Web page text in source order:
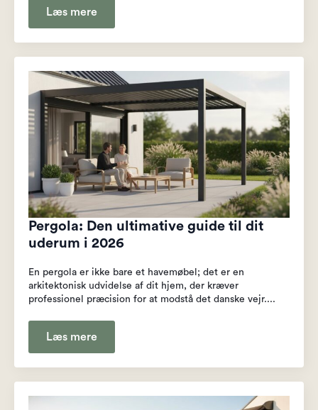
Læs mere
Pergola: Den ultimative guide til dit
uderum i 2026
En pergola er ikke bare et havemøbel; det er en
arkitektonisk udvidelse af dit hjem, der kræver
professionel præcision for at modstå det danske vejr....
Læs mere